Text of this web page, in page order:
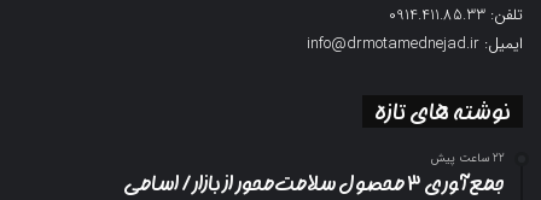
تلفن: 0914.411.85.33
ایمیل: info@drmotamednejad.ir
نوشته های تازه
22 ساعت پیش
جمع آوری ۳ محصول سلامت‌محور از بازار/ اسامی